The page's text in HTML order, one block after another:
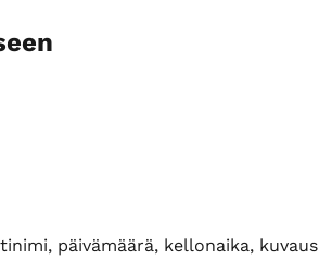
päivämäärä, kellonaika, kuvaus